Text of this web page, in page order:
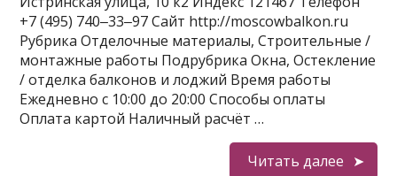
+7 (495) 740‒33‒97 Сайт http://moscowbalkon.ru
Рубрика Отделочные материалы, Строительные /
монтажные работы Подрубрика Окна, Остекление
/ отделка балконов и лоджий Время работы
Ежедневно с 10:00 до 20:00 Способы оплаты
Оплата картой Наличный расчёт …
Читать далее